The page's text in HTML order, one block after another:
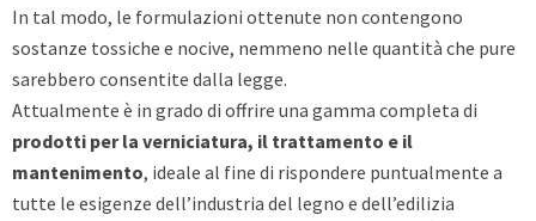
In tal modo, le formulazioni ottenute non contengono
sostanze tossiche e nocive, nemmeno nelle quantità che pure
sarebbero consentite dalla legge.
Attualmente è in grado di offrire una gamma completa di
prodotti per la verniciatura, il trattamento e il
mantenimento, ideale al fine di rispondere puntualmente a
tutte le esigenze dell’industria del legno e dell’edilizia